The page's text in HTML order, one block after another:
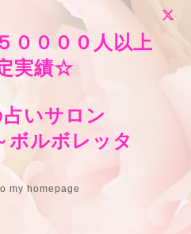
００００人以上
実績☆
いサロン
ルボレッタ
my homepage